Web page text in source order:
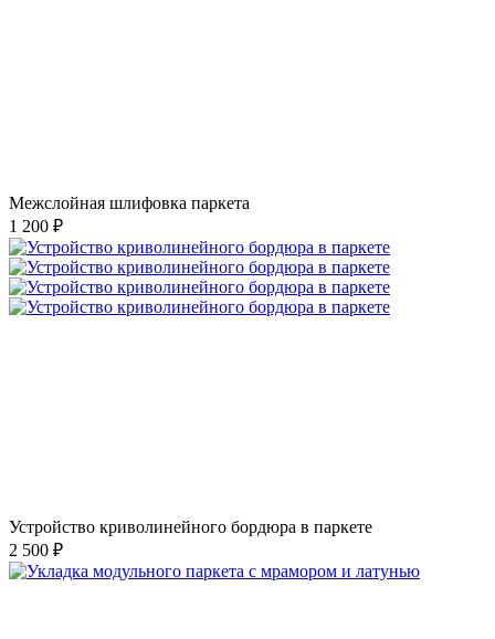
Межслойная шлифовка паркета
1 200 ₽
Устройство криволинейного бордюра в паркете
2 500 ₽